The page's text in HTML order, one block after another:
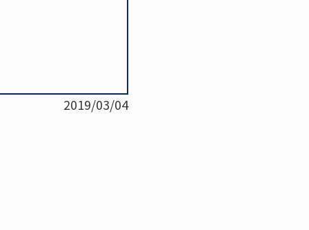
2019/03/04